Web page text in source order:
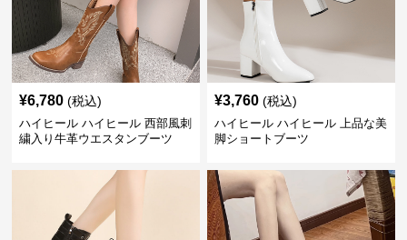
¥6,780 (税込)
ハイヒール ハイヒール 西部風刺
繍入り牛革ウエスタンブーツ
¥3,760 (税込)
ハイヒール ハイヒール 上品な美
脚ショートブーツ